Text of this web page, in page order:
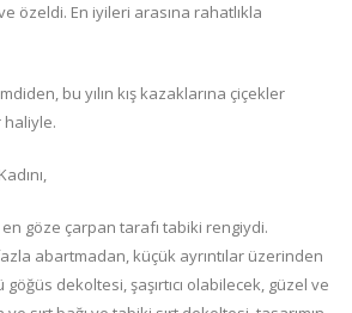
özeldi. En iyileri arasına rahatlıkla
bu yılın kış kazaklarına çiçekler
haliyle.
göze çarpan tarafı tabiki rengiydi.
abartmadan, küçük ayrıntılar üzerinden
dekoltesi, şaşırtıcı olabilecek, güzel ve